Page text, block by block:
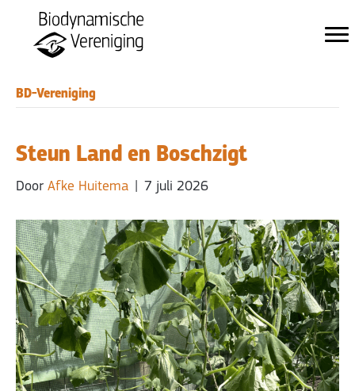
BD-Vereniging
Steun Land en Boschzigt
Door Afke Huitema 7 juli 2026